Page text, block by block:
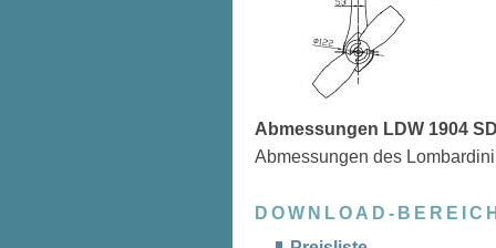
Abmessungen LDW 1904
Abmessungen des
DOWNLOAD-